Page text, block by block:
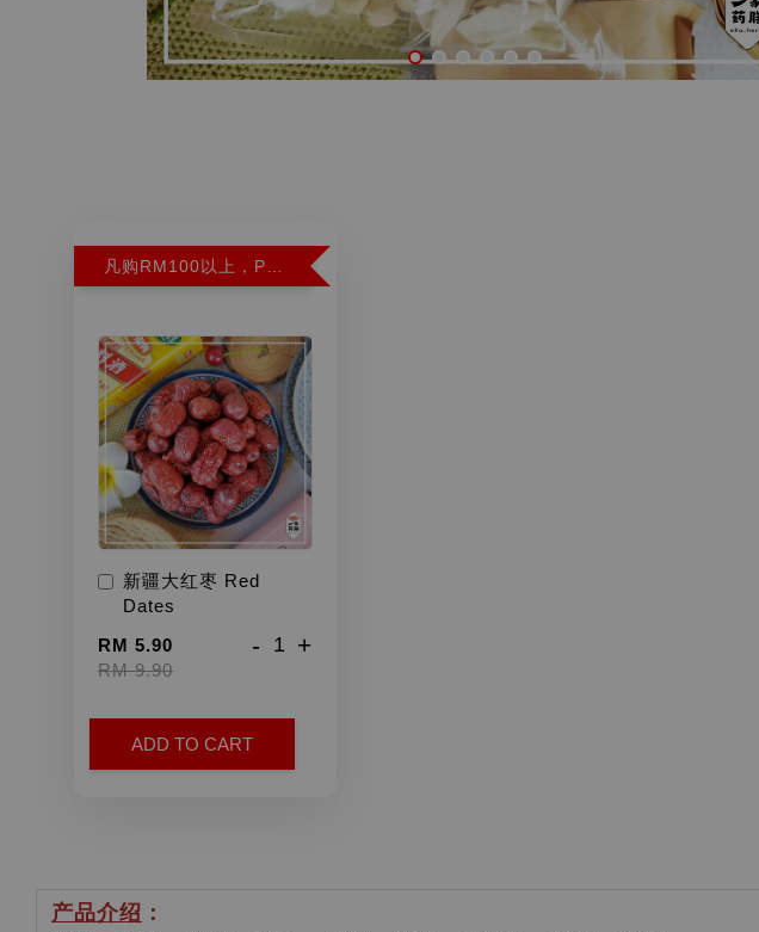
新疆大红枣 Red
Dates
RM 5.90
RM 9.90
- +
ADD TO CART
产品介绍 ：